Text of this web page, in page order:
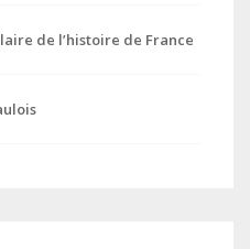
de l’histoire de France